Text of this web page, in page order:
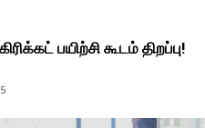
பயிற்சி கூடம் திறப்பு!